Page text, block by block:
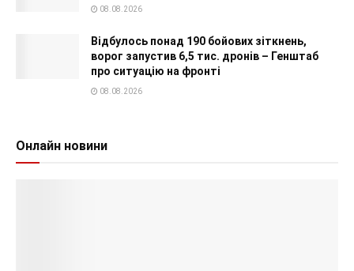
08.08.2026
Відбулось понад 190 бойових зіткнень,
ворог запустив 6,5 тис. дронів – Генштаб
про ситуацію на фронті
08.08.2026
Онлайн новини